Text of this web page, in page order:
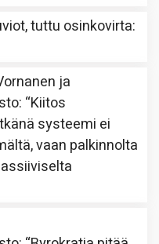
tuttu osinkovirta:
ja
: “Kiitos
systeemi ei
vaan palkinnolta